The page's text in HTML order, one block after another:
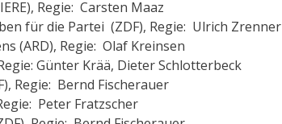
Regie: Carsten Maaz
für die Partei (ZDF), Regie: Ulrich Zrenner
(ARD), Regie: Olaf Kreinsen
Günter Krää, Dieter Schlotterbeck
Regie: Bernd Fischerauer
Peter Fratzscher